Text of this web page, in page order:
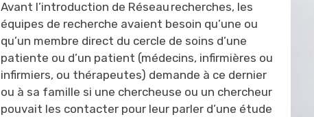
Avant l’introduction de Réseau recherches, les
équipes de recherche avaient besoin qu’une ou
qu’un membre direct du cercle de soins d’une
patiente ou d’un patient (médecins, infirmières ou
infirmiers, ou thérapeutes) demande à ce dernier
ou à sa famille si une chercheuse ou un chercheur
pouvait les contacter pour leur parler d’une étude